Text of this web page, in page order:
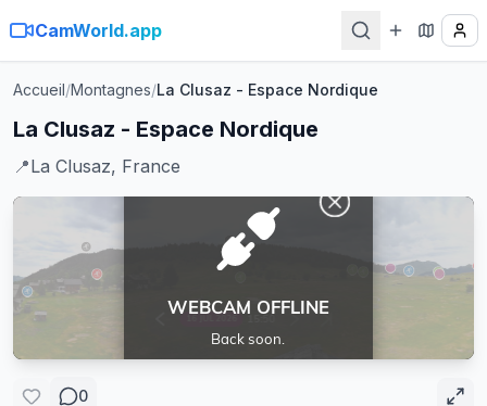
CamWorld.app
Accueil/Montagnes/La Clusaz - Espace Nordique
La Clusaz - Espace Nordique
📍La Clusaz, France
0